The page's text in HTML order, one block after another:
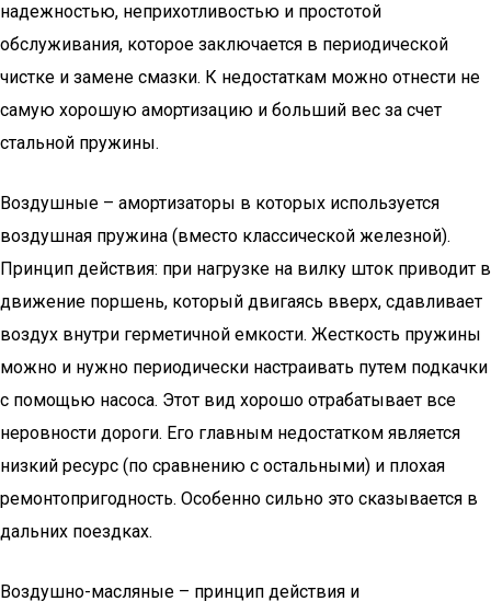
надежностью, неприхотливостью и простотой
обслуживания, которое заключается в периодической
чистке и замене смазки. К недостаткам можно отнести не
самую хорошую амортизацию и больший вес за счет
стальной пружины.
Воздушные – амортизаторы в которых используется
воздушная пружина (вместо классической железной).
Принцип действия: при нагрузке на вилку шток приводит в
движение поршень, который двигаясь вверх, сдавливает
воздух внутри герметичной емкости. Жесткость пружины
можно и нужно периодически настраивать путем подкачки
с помощью насоса. Этот вид хорошо отрабатывает все
неровности дороги. Его главным недостатком является
низкий ресурс (по сравнению с остальными) и плохая
ремонтопригодность. Особенно сильно это сказывается в
дальних поездках.
Воздушно-масляные – принцип действия и